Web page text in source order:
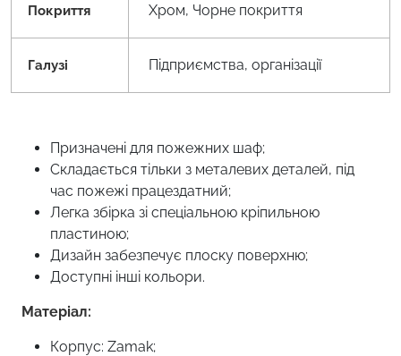
Покриття Хром, Чорне покриття
Галузі Підприємства, організації
Призначені для пожежних шаф;
Складається тільки з металевих деталей, під
час пожежі працездатний;
Легка збірка зі спеціальною кріпильною
пластиною;
Дизайн забезпечує плоску поверхню;
Доступні інші кольори.
Матеріал:
Корпус: Zamak;